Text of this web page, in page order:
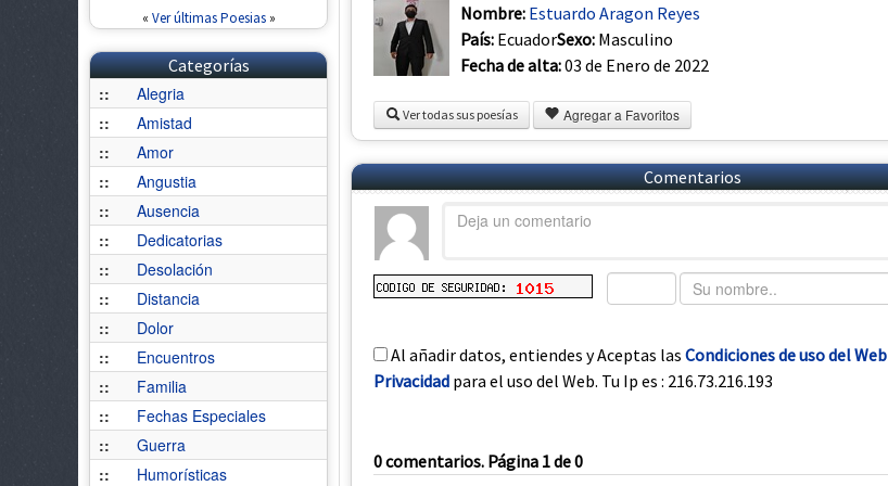
« Ver últimas Poesias»
Categorías
::
Alegria
::
Amistad
::
Amor
::
Angustia
::
Ausencia
::
Dedicatorias
::
Desolación
::
Distancia
::
Dolor
::
Encuentros
::
Familia
::
Fechas Especiales
::
Guerra
::
Humorísticas
Nombre: Estuardo Aragon Reyes
País: EcuadorSexo: Masculino
Fecha de alta:03 de Enero de 2022
Ver todas sus poesías Agregar a Favoritos
Comentarios
Al añadir datos, entiendes y Aceptas las Condiciones de uso del Web
Privacidad para el uso del Web. Tu Ip es : 216.73.216.193
0 comentarios. Página 1 de 0